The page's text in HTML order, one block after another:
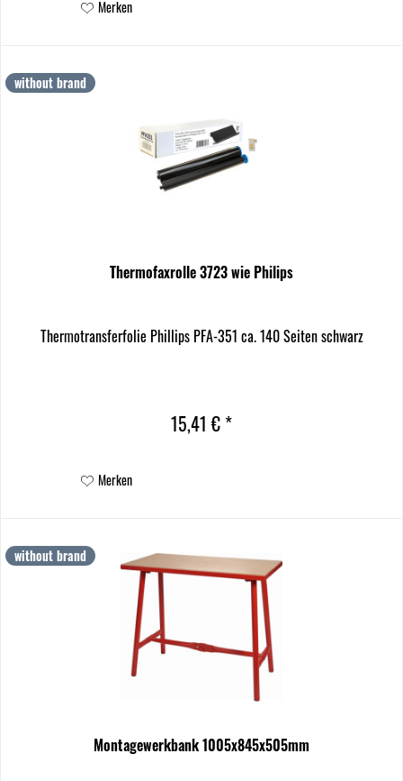
Merken
without brand
Thermofaxrolle 3723 wie Philips
Thermotransferfolie Phillips PFA-351 ca. 140 Seiten schwarz
15,41 € *
Merken
without brand
Montagewerkbank 1005x845x505mm